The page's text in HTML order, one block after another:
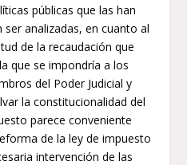
públicas que las han
analizadas, en cuanto al
de la recaudación que
que se impondría a los
del Poder Judicial y
la constitucionalidad del
parece conveniente
de la ley de impuesto
intervención de las